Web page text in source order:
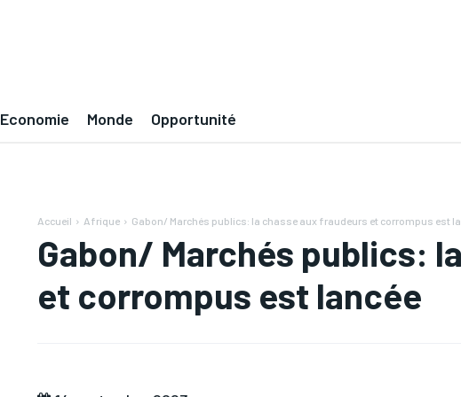
Economie Monde Opportunité
Accueil Afrique Gabon/ Marchés publics: la chasse aux fraudeurs et corrompus est
Gabon/ Marchés publics:
et corrompus est lancée